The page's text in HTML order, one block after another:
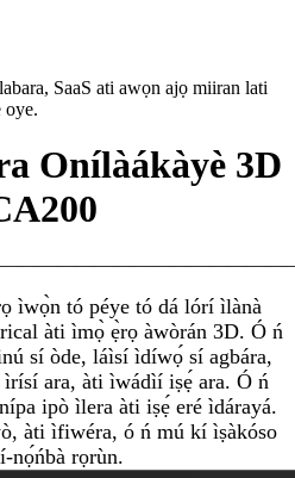
SaaS ati awọn ajọ miiran lati
oye.
Onílàákàyè 3D
ìwọ̀n tó péye tó dá lórí ìlànà
àti ìmọ̀ ẹ̀rọ àwòrán 3D. Ó ń
sí òde, láìsí ìdíwọ́ sí agbára,
ìrísí ara, àti ìwádìí iṣẹ́ ara. Ó ń
ipò ìlera àti iṣẹ́ eré ìdárayá.
àti ìfiwéra, ó ń mú kí ìṣàkóso
nọ́ńbà rọrùn.